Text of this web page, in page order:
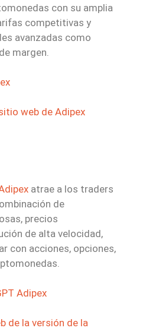
con su amplia
competitivas y
avanzadas como
margen.
web de Adipex
atrae a los traders
de
precios
de alta velocidad,
con acciones, opciones,
Adipex
de la versión de la